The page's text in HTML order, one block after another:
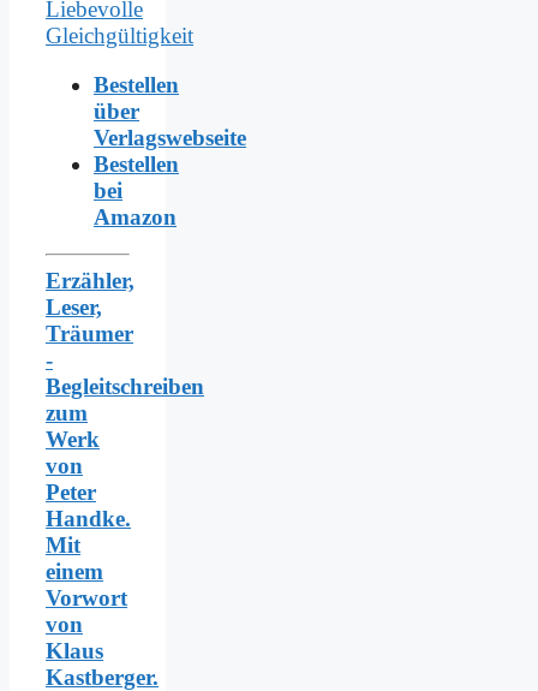
Bestellen
über
Verlagswebseite
Bestellen
bei
Amazon
Erzähler,
Leser,
Träumer
-
Begleitschreiben
zum
Werk
von
Peter
Handke.
Mit
einem
Vorwort
von
Klaus
Kastberger.